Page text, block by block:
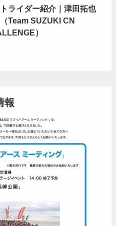
ライダー紹介｜津田拓也
Team SUZUKI CN
）
報